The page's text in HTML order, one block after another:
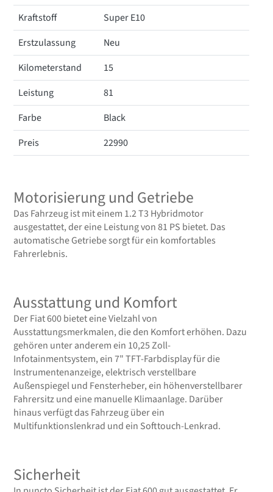
Kraftstoff
Super E10
Erstzulassung
Neu
Kilometerstand
15
Leistung
81
Farbe
Black
Preis
22990
Motorisierung und Getriebe
Das Fahrzeug ist mit einem 1.2 T3 Hybridmotor
ausgestattet, der eine Leistung von 81 PS bietet. Das
automatische Getriebe sorgt für ein komfortables
Fahrerlebnis.
Ausstattung und Komfort
Der Fiat 600 bietet eine Vielzahl von
Ausstattungsmerkmalen, die den Komfort erhöhen. Dazu
gehören unter anderem ein 10,25 Zoll-
Infotainmentsystem, ein 7" TFT-Farbdisplay für die
Instrumentenanzeige, elektrisch verstellbare
Außenspiegel und Fensterheber, ein höhenverstellbarer
Fahrersitz und eine manuelle Klimaanlage. Darüber
hinaus verfügt das Fahrzeug über ein
Multifunktionslenkrad und ein Softtouch-Lenkrad.
Sicherheit